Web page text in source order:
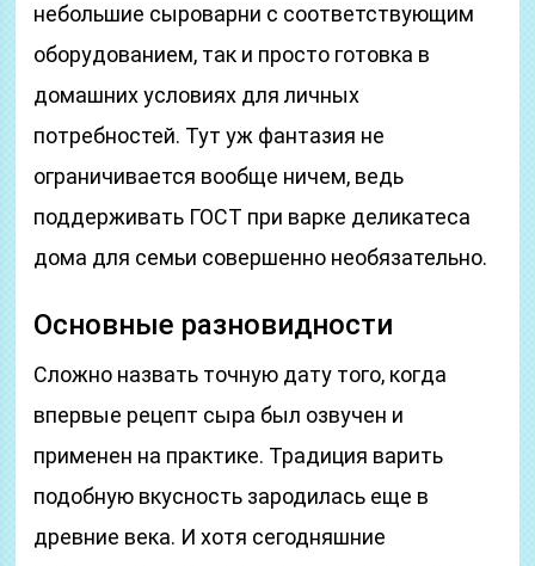
небольшие сыроварни с соответствующим
оборудованием, так и просто готовка в
домашних условиях для личных
потребностей. Тут уж фантазия не
ограничивается вообще ничем, ведь
поддерживать ГОСТ при варке деликатеса
дома для семьи совершенно необязательно.
Основные разновидности
Сложно назвать точную дату того, когда
впервые рецепт сыра был озвучен и
применен на практике. Традиция варить
подобную вкусность зародилась еще в
древние века. И хотя сегодняшние